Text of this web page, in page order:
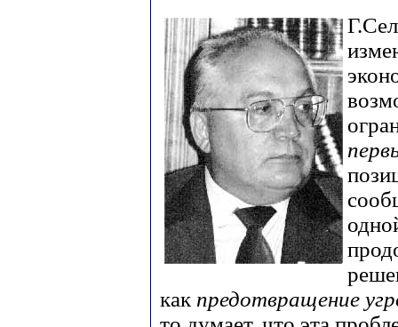
как предотвращение